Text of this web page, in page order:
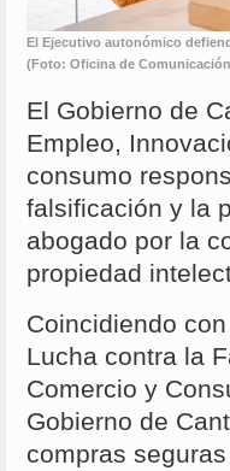
El Ejecutivo autonómico
(Foto: Oficina de
El Gobierno de
Empleo,
consumo
falsificación y la
abogado por la
propiedad
Coincidiendo
Lucha contra la
Comercio y
Gobierno de
compras